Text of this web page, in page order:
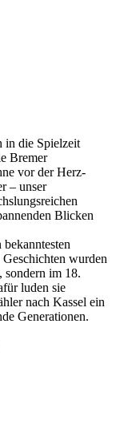
in die Spielzeit
Bremer
vor der Herz-
– unser
Blicken
wurden
im 18.
luden sie
nach Kassel ein
Generationen.